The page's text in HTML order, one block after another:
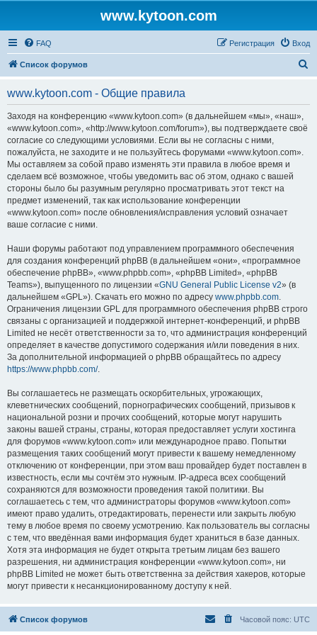
www.kytoon.com
FAQ Вход
Регистрация
Список форумов
www.kytoon.com - Общие правила
Заходя на конференцию «www.kytoon.com» (в дальнейшем «мы», «наш»,
«www.kytoon.com», «http://www.kytoon.com/forum»), вы подтверждаете своё
согласие со следующими условиями. Если вы не согласны с ними,
пожалуйста, не заходите и не пользуйтесь форумами «www.kytoon.com».
Мы оставляем за собой право изменять эти правила в любое время и
сделаем всё возможное, чтобы уведомить вас об этом, однако с вашей
стороны было бы разумным регулярно просматривать этот текст на
предмет изменений, так как использование конференции
«www.kytoon.com» после обновления/исправления условий означает
ваше согласие с ними.
Наши форумы работают под управлением программного обеспечения
для создания конференций phpBB (в дальнейшем «они», «программное
обеспечение phpBB», «www.phpbb.com», «phpBB Limited», «phpBB
Teams»), выпущенного по лицензии «GNU General Public License v2» (в
дальнейшем «GPL»). Скачать его можно по адресу www.phpbb.com.
Ограничения лицензии GPL для программного обеспечения phpBB строго
связаны с организацией и поддержкой интернет-конференций, и phpBB
Limited не несёт ответственности за то, что администрация конференций
определяет в качестве допустимого содержания и/или поведения в них.
За дополнительной информацией о phpBB обращайтесь по адресу
https://www.phpbb.com/.
Вы соглашаетесь не размещать оскорбительных, угрожающих,
клеветнических сообщений, порнографических сообщений, призывов к
национальной розни и прочих сообщений, которые могут нарушить
законы вашей страны, страны, которая предоставляет услуги хостинга
для форумов «www.kytoon.com» или международное право. Попытки
размещения таких сообщений могут привести к вашему немедленному
отключению от конференции, при этом ваш провайдер будет поставлен в
известность, если мы сочтём это нужным. IP-адреса всех сообщений
сохраняются для возможности проведения такой политики. Вы
соглашаетесь с тем, что администраторы форумов «www.kytoon.com»
имеют право удалить, отредактировать, перенести или закрыть любую
тему в любое время по своему усмотрению. Как пользователь вы согласны
с тем, что введённая вами информация будет храниться в базе данных.
Хотя эта информация не будет открыта третьим лицам без вашего
разрешения, ни администрация конференции «www.kytoon.com», ни
phpBB Limited не может быть ответственна за действия хакеров, которые
могут привести к несанкционированному доступу к ней.
Список форумов Часовой пояс: UTC